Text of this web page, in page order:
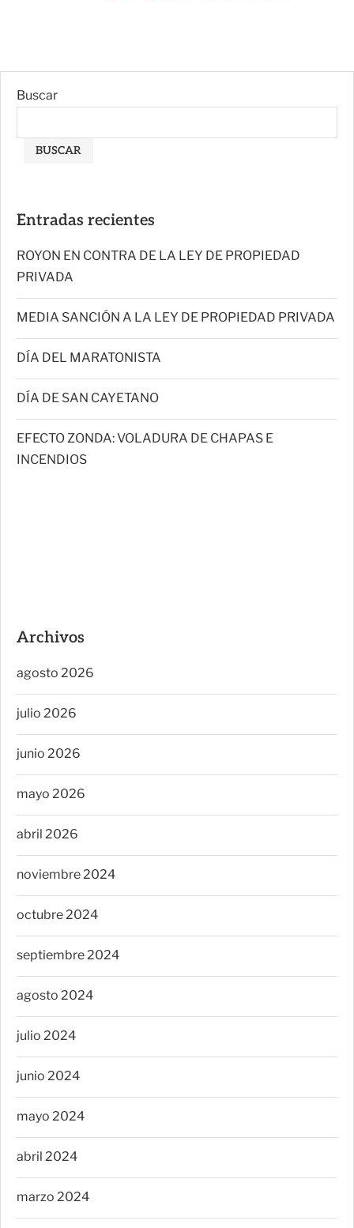
Buscar
BUSCAR
Entradas recientes
ROYON EN CONTRA DE LA LEY DE PROPIEDAD
PRIVADA
MEDIA SANCIÓN A LA LEY DE PROPIEDAD PRIVADA
DÍA DEL MARATONISTA
DÍA DE SAN CAYETANO
EFECTO ZONDA: VOLADURA DE CHAPAS E
INCENDIOS
Archivos
agosto 2026
julio 2026
junio 2026
mayo 2026
abril 2026
noviembre 2024
octubre 2024
septiembre 2024
agosto 2024
julio 2024
junio 2024
mayo 2024
abril 2024
marzo 2024